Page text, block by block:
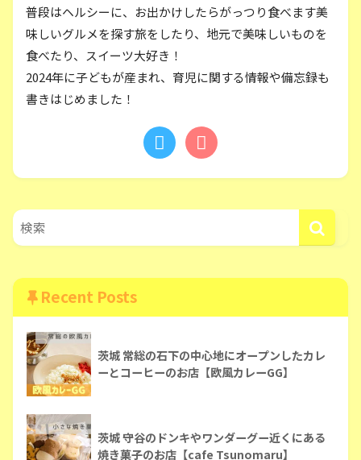
普段はヘルシーに、お出かけしたらがっつり食べます美
味しいグルメを探す旅をしたり、地元で美味しいものを
食べたり、スイーツ大好き！
2024年に子どもが産まれ、育児に関する情報や備忘録も
書きはじめました！
Recent Posts
茨城 常総の石下の中心地にオープンしたカレ
ーとコーヒーのお店【欧風カレーGG】
茨城 守谷のドンキやワンダーグー近くにある
焼き菓子のお店【cafe Tsunomaru】